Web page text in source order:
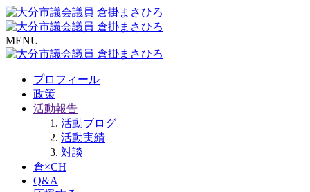
MENU
プロフィール
政策
活動報告
活動ブログ
活動実績
対談
倉×CH
Q&A